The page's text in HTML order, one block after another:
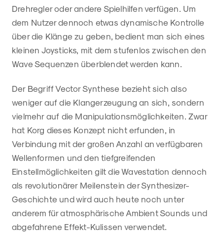
Drehregler oder andere Spielhilfen verfügen. Um
dem Nutzer dennoch etwas dynamische Kontrolle
über die Klänge zu geben, bedient man sich eines
kleinen Joysticks, mit dem stufenlos zwischen den
Wave Sequenzen überblendet werden kann.
Der Begriff Vector Synthese bezieht sich also
weniger auf die Klangerzeugung an sich, sondern
vielmehr auf die Manipulationsmöglichkeiten. Zwar
hat Korg dieses Konzept nicht erfunden, in
Verbindung mit der großen Anzahl an verfügbaren
Wellenformen und den tiefgreifenden
Einstellmöglichkeiten gilt die Wavestation dennoch
als revolutionärer Meilenstein der Synthesizer-
Geschichte und wird auch heute noch unter
anderem für atmosphärische Ambient Sounds und
abgefahrene Effekt-Kulissen verwendet.